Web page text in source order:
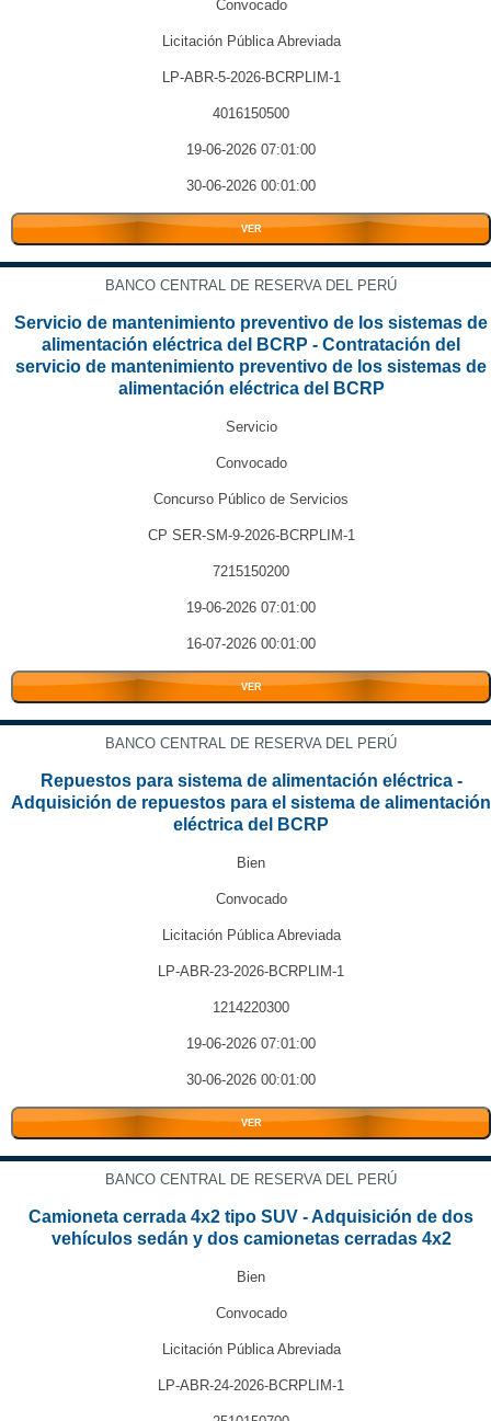
Convocado
Licitación Pública Abreviada
LP-ABR-5-2026-BCRPLIM-1
4016150500
19-06-2026 07:01:00
30-06-2026 00:01:00
VER
BANCO CENTRAL DE RESERVA DEL PERÚ
Servicio de mantenimiento preventivo de los sistemas de
alimentación eléctrica del BCRP - Contratación del
servicio de mantenimiento preventivo de los sistemas de
alimentación eléctrica del BCRP
Servicio
Convocado
Concurso Público de Servicios
CP SER-SM-9-2026-BCRPLIM-1
7215150200
19-06-2026 07:01:00
16-07-2026 00:01:00
VER
BANCO CENTRAL DE RESERVA DEL PERÚ
Repuestos para sistema de alimentación eléctrica -
Adquisición de repuestos para el sistema de alimentación
eléctrica del BCRP
Bien
Convocado
Licitación Pública Abreviada
LP-ABR-23-2026-BCRPLIM-1
1214220300
19-06-2026 07:01:00
30-06-2026 00:01:00
VER
BANCO CENTRAL DE RESERVA DEL PERÚ
Camioneta cerrada 4x2 tipo SUV - Adquisición de dos
vehículos sedán y dos camionetas cerradas 4x2
Bien
Convocado
Licitación Pública Abreviada
LP-ABR-24-2026-BCRPLIM-1